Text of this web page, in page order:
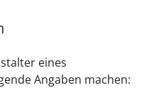
eines
Angaben machen: